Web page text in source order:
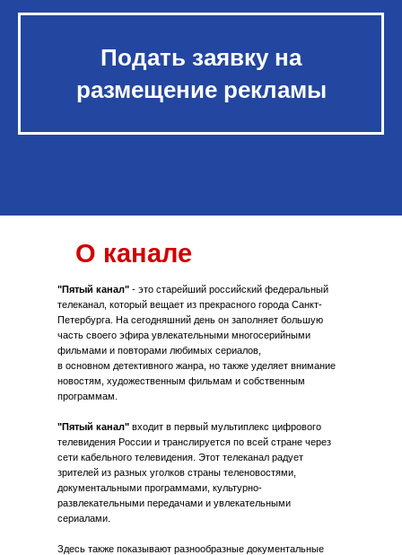
Подать заявку на
размещение рекламы
О канале
"Пятый канал" - это старейший российский федеральный
телеканал, который вещает из прекрасного города Санкт-
Петербурга. На сегодняшний день он заполняет большую
часть своего эфира увлекательными многосерийными
фильмами и повторами любимых сериалов,
в основном детективного жанра, но также уделяет внимание
новостям, художественным фильмам и собственным
программам.
"Пятый канал" входит в первый мультиплекс цифрового
телевидения России и транслируется по всей стране через
сети кабельного телевидения. Этот телеканал радует
зрителей из разных уголков страны теленовостями,
документальными программами, культурно-
развлекательными передачами и увлекательными
сериалами.
Здесь также показывают разнообразные документальные